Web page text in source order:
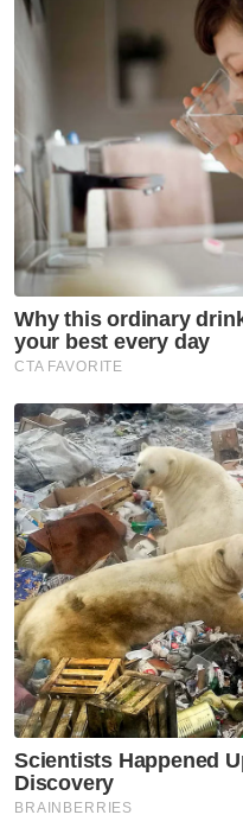
Bapa
anak
Semasa
Enam
culik
Semasa
Polis
pukul,
raya
hantar